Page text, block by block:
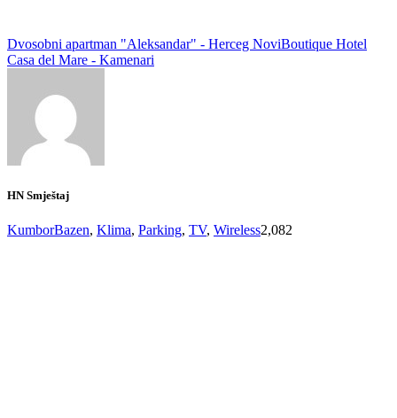
Dvosobni apartman "Aleksandar" - Herceg NoviBoutique Hotel
Casa del Mare - Kamenari
HN Smještaj
KumborBazen, Klima, Parking, TV, Wireless2,082